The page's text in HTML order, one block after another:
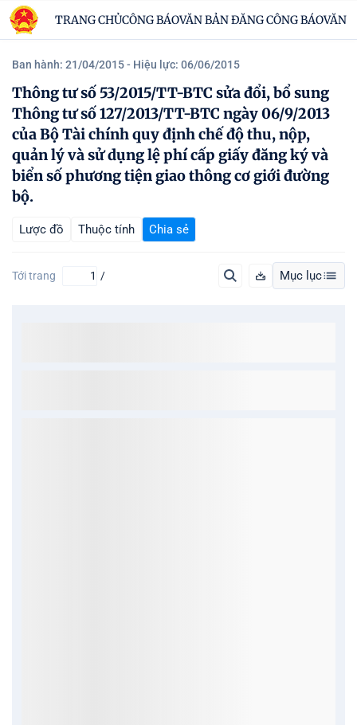
TRANG CHỦCÔNG BÁOVĂN BẢN ĐĂNG CÔNG BÁOVĂN
Ban hành: 21/04/2015- Hiệu lực: 06/06/2015
Thông tư số 53/2015/TT-BTC sửa đổi, bổ sung
Thông tư số 127/2013/TT-BTC ngày 06/9/2013
của Bộ Tài chính quy định chế độ thu, nộp,
quản lý và sử dụng lệ phí cấp giấy đăng ký và
biển số phương tiện giao thông cơ giới đường
bộ.
Lược đồ Thuộc tính Chia sẻ
Tới trang / Mục lục